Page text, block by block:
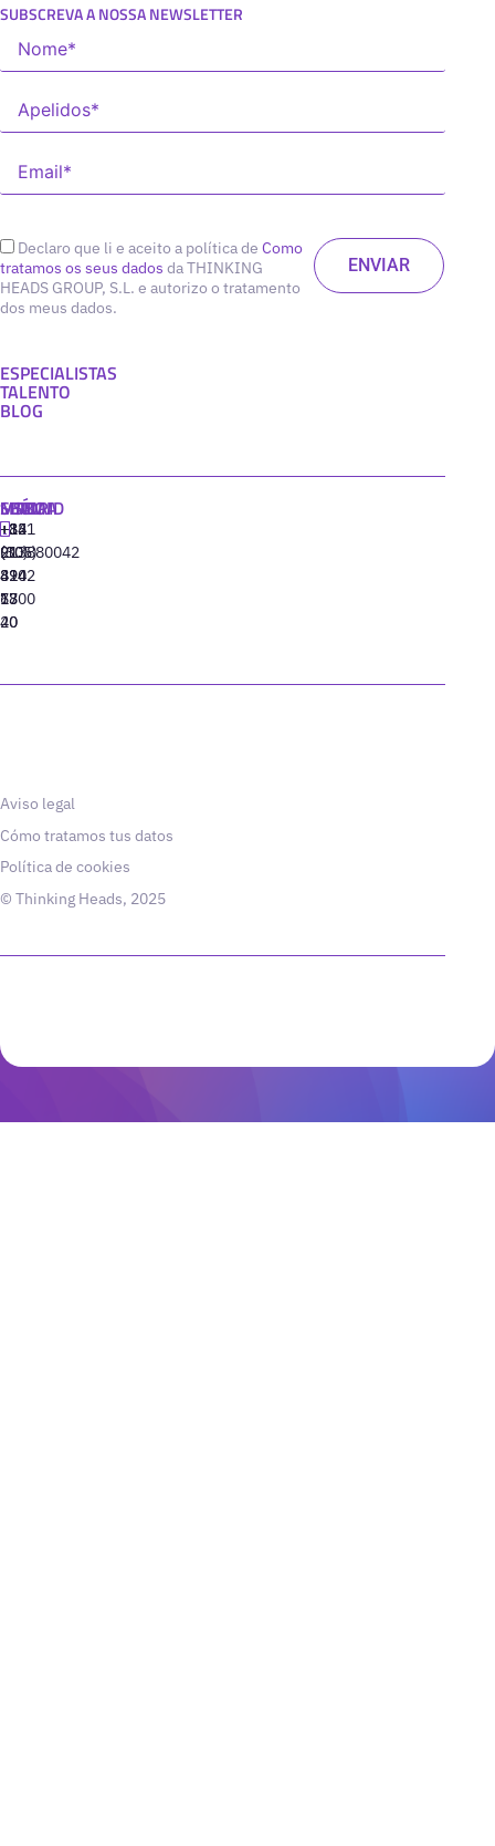
SUBSCREVA A NOSSA NEWSLETTER
Declaro que li e aceito a política de Como
tratamos os seus dados da THINKING
HEADS GROUP, S.L. e autorizo o tratamento
dos meus dados.
ESPECIALISTAS
TALENTO
BLOG
MADRID
+34
91
310
77
40
MIAMI
+1
(305)
424
13
20
SEÚL
+82
(10)
8942
6800
LISBOA
‪+351
213880042
Aviso legal
Cómo tratamos tus datos
Política de cookies
© Thinking Heads, 2025